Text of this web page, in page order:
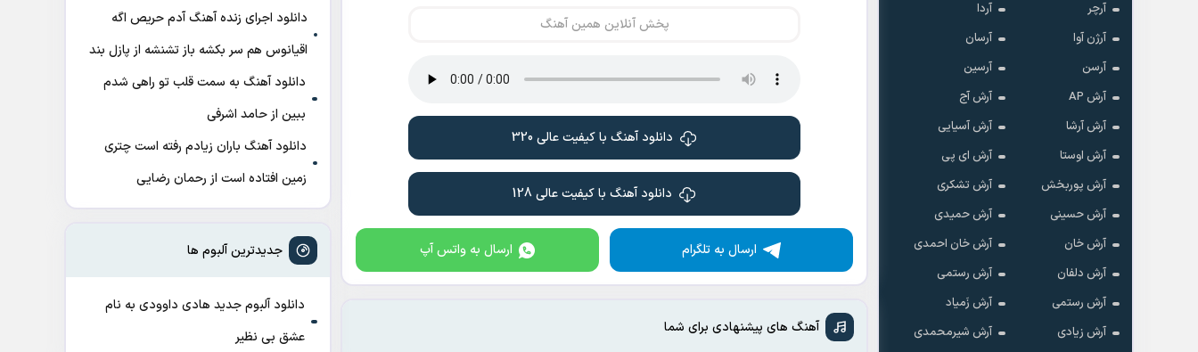
آرچر
آردا
آرژن آوا
آرسان
آرسن
آرسین
آرش AP
آرش آج
آرش آرشا
آرش آسیایی
آرش اوستا
آرش ای پی
آرش پوربخش
آرش تشکری
آرش حسینی
آرش حمیدی
آرش خان
آرش خان احمدی
آرش دلفان
آرش رستمى
آرش رستمی
آرش زَمیاد
آرش زیادی
آرش شیرمحمدی
پخش آنلاین همین آهنگ
دانلود آهنگ با کیفیت عالی 320
دانلود آهنگ با کیفیت عالی 128
ارسال به تلگرام ارسال به واتس آپ
آهنگ های پیشنهادی برای شما
دانلود اجرای زنده آهنگ آدم حریص اگه
اقیانوس هم سر بکشه باز تشنشه از پازل بند
دانلود آهنگ به سمت قلب تو راهی شدم
ببین از حامد اشرفی
دانلود آهنگ باران زیادم رفته است چتری
زمین افتاده است از رحمان رضایی
جدیدترین آلبوم ها
دانلود آلبوم جدید هادی داوودی به نام
عشق بی نظیر